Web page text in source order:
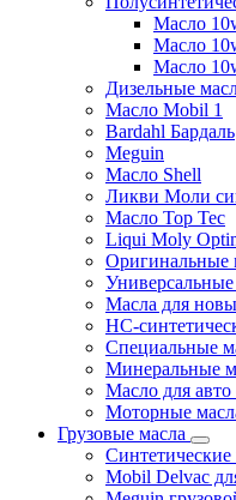
Масло
Масло
Масло
Дизельные
Масло Mobil 1
Bardahl Бардаль
Meguin
Масло Shell
Ликви Моли
Масло Top Tec
Liqui Moly
Оригинальные
Универсальные
Масла для
HC-
Специальные
Минеральные
Масло для авто
Моторные
Грузовые масла
Синтетические
Mobil Delvac